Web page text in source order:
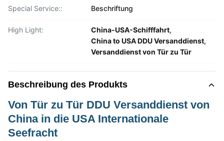
Special Service:: Beschriftung
High Light: China-USA-Schifffahrt,
China to USA DDU Versanddienst,
Versanddienst von Tür zu Tür
Beschreibung des Produkts
Von Tür zu Tür DDU Versanddienst von
China in die USA Internationale
Seefracht